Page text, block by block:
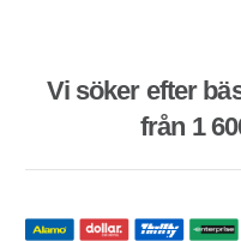
Vi söker efter
från 1